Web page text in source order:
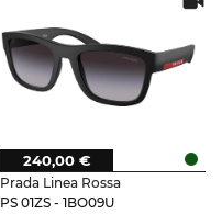
Prada Linea Rossa
PS 01ZS - 1BO09U
240,00 €